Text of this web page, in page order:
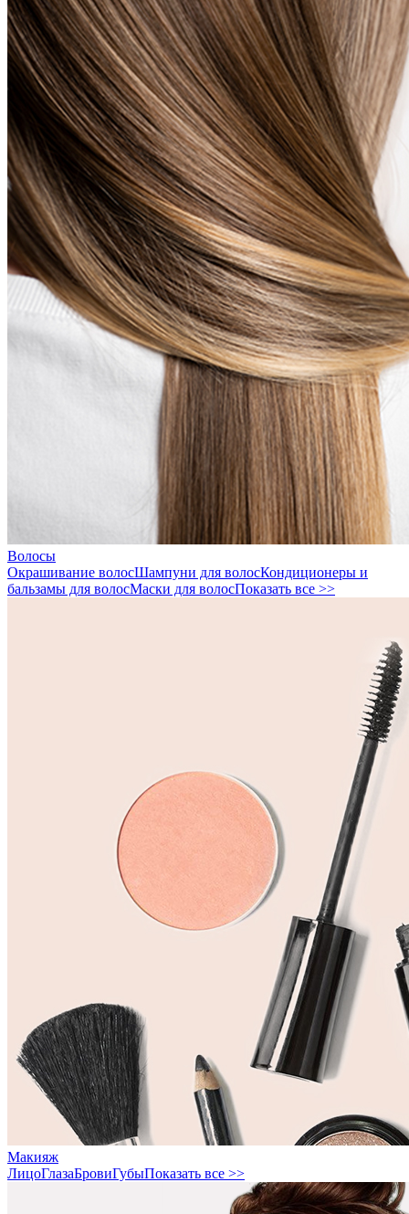
Волосы
Окрашивание волосШампуни для волосКондиционеры и
бальзамы для волосМаски для волосПоказать все >>
Макияж
ЛицоГлазаБровиГубыПоказать все >>